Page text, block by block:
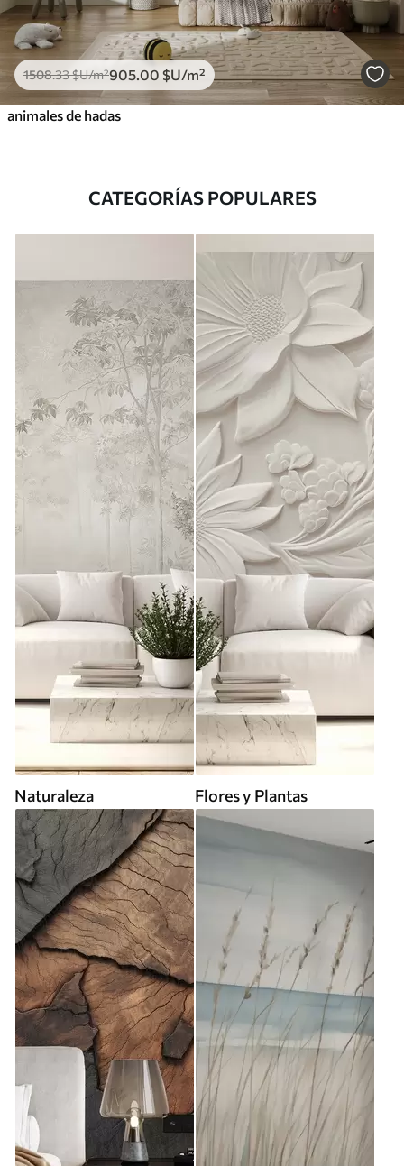
1508.33$U/m²905 .00 $U/m²
animales de hadas
CATEGORÍAS POPULARES
Naturaleza Flores y Plantas